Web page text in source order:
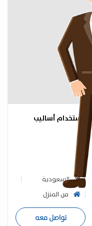
أساليب
السعودية
من المنزل
تواصل معه